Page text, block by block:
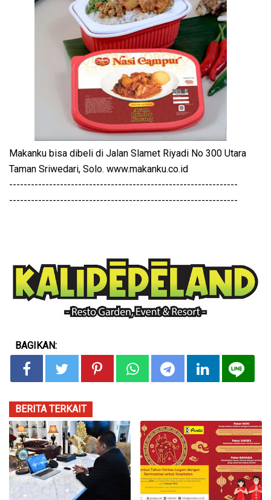
Makanku bisa dibeli di Jalan Slamet Riyadi No 300 Utara
Taman Sriwedari, Solo. www.makanku.co.id
---------------------------------------------------------------
---------------------------------------------------------------
BAGIKAN:
BERITA TERKAIT